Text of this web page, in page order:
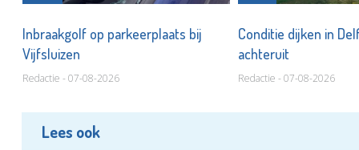
Inbraakgolf op parkeerplaats bij
Vijfsluizen
Redactie - 07-08-2026
Conditie dijken in
achteruit
Redactie - 07-08-2026
Lees ook